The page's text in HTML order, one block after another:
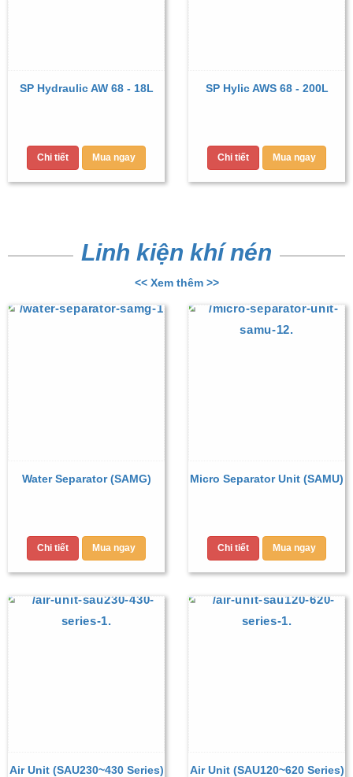
SP Hydraulic AW 68 - 18L
Chi tiết Mua ngay
SP Hylic AWS 68 - 200L
Chi tiết Mua ngay
Linh kiện khí nén
<< Xem thêm >>
Water Separator (SAMG)
Chi tiết Mua ngay
Micro Separator Unit (SAMU)
Chi tiết Mua ngay
Air Unit (SAU230~430 Series) Air Unit (SAU120~620 Series)